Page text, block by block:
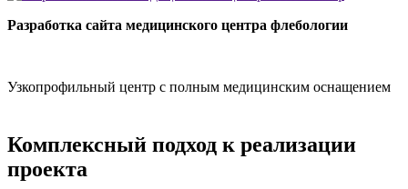
Разработка сайта медицинского центра флебологии
Узкопрофильный центр с полным медицинским оснащением
Комплексный подход к реализации
проекта